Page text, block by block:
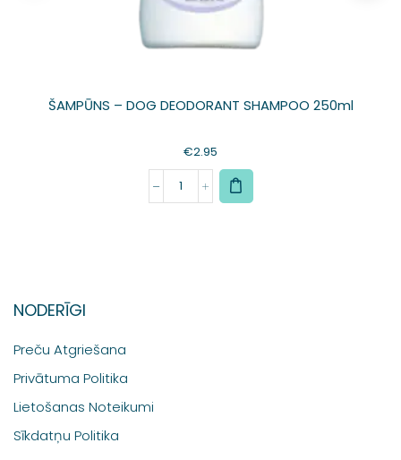
ŠAMPŪNS – DOG DEODORANT SHAMPOO 250ml
€2.95
NODERĪGI
Preču Atgriešana
Privātuma Politika
Lietošanas Noteikumi
Sīkdatņu Politika